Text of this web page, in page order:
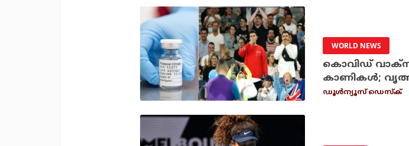
WORLD NEWS
കൊവിഡ്
കാണികള്‍;
ഡൂള്‍ന്യൂസ് ഡെസ്‌ക്